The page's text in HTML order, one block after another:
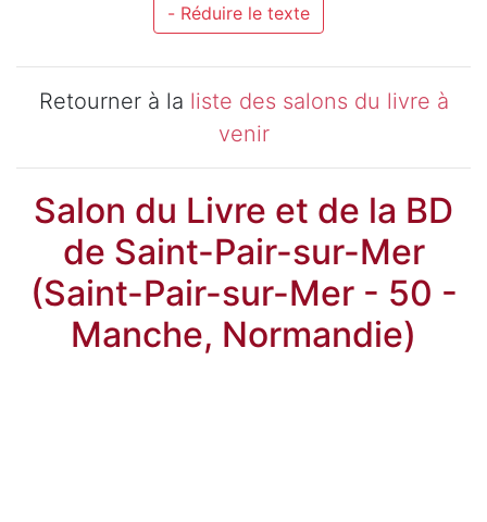
- Réduire le texte
Retourner à la liste des salons du livre à
venir
Salon du Livre et de la BD
de Saint-Pair-sur-Mer
(Saint-Pair-sur-Mer - 50 -
Manche, Normandie)